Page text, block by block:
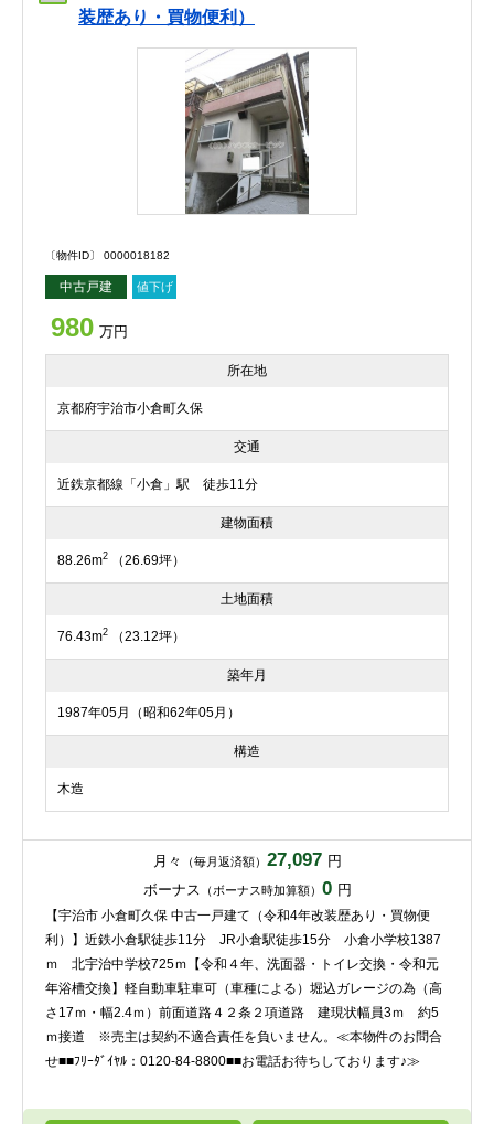
装歴あり・買物便利）
〔物件ID〕 0000018182
中古戸建 値下げ
980 万円
所在地
京都府宇治市小倉町久保
交通
近鉄京都線「小倉」駅 徒歩11分
建物面積
88.26m2 （26.69坪）
土地面積
76.43m2 （23.12坪）
築年月
1987年05月（昭和62年05月）
構造
木造
月々 （毎月返済額） 27,097 円
ボーナス （ボーナス時加算額） 0 円
【宇治市 小倉町久保 中古一戸建て（令和4年改装歴あり・買物便
利）】近鉄小倉駅徒歩11分 JR小倉駅徒歩15分 小倉小学校1387
ｍ 北宇治中学校725ｍ【令和４年、洗面器・トイレ交換・令和元
年浴槽交換】軽自動車駐車可（車種による）堀込ガレージの為（高
さ17ｍ・幅2.4ｍ）前面道路４２条２項道路 建現状幅員3ｍ 約5
ｍ接道 ※売主は契約不適合責任を負いません。≪本物件のお問合
せ■■ﾌﾘｰﾀﾞｲﾔﾙ：0120-84-8800■■お電話お待ちしております♪≫